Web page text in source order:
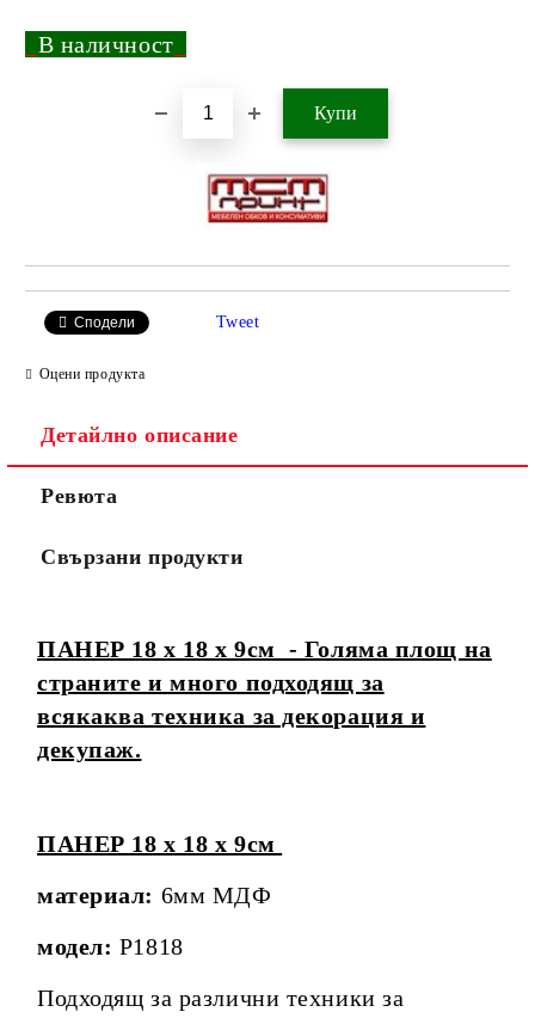
В наличност
Сподели Tweet
Оцени продукта
Детайлно описание
Ревюта
Свързани продукти
ПАНЕР 18 х 18 х 9см - Голяма площ на
страните и много подходящ за
всякаква техника за декорация и
декупаж.
ПАНЕР 18 х 18 х 9см
материал: 6мм МДФ
модел: P1818
Подходящ за различни техники за